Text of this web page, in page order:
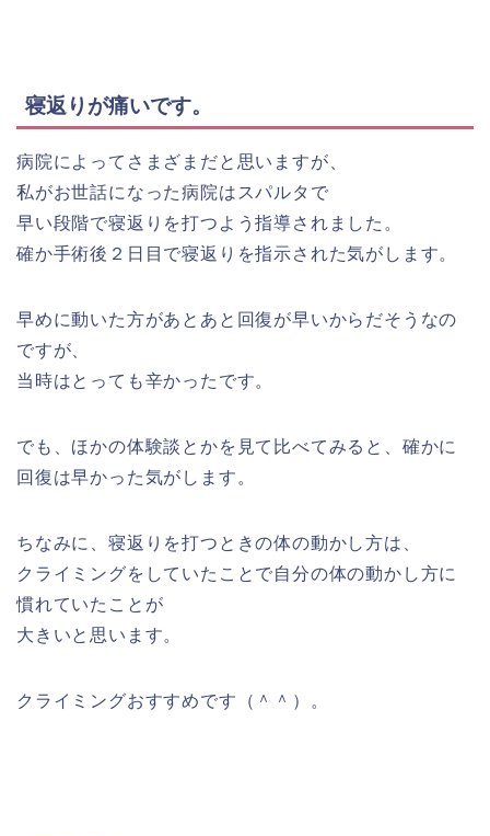
寝返りが痛いです。
病院によってさまざまだと思いますが、
私がお世話になった病院はスパルタで
早い段階で寝返りを打つよう指導されました。
確か手術後２日目で寝返りを指示された気がします。
早めに動いた方があとあと回復が早いからだそうなの
ですが、
当時はとっても辛かったです。
でも、ほかの体験談とかを見て比べてみると、確かに
回復は早かった気がします。
ちなみに、寝返りを打つときの体の動かし方は、
クライミングをしていたことで自分の体の動かし方に
慣れていたことが
大きいと思います。
クライミングおすすめです（＾＾）。